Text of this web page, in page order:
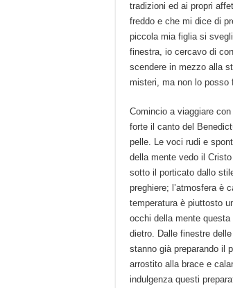
tradizioni ed ai propri
freddo e che mi dice di
piccola mia figlia si
finestra, io cercavo di
scendere in mezzo alla
misteri, ma non lo posso
Comincio a viaggiare
forte il canto del
pelle. Le voci rudi e
della mente vedo il
sotto il porticato dallo
preghiere; l’atmosfera è
temperatura è piuttosto
occhi della mente
dietro. Dalle finestre
stanno già preparando il
arrostito alla brace e
indulgenza questi